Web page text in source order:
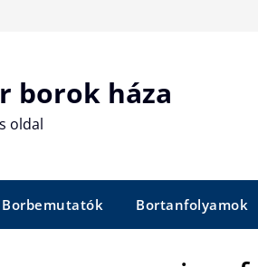
borok háza
oldal
Borbemutatók Bortanfolyamok